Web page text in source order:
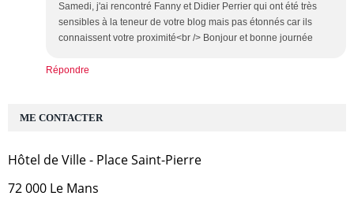
Samedi, j'ai rencontré Fanny et Didier Perrier qui ont été très
sensibles à la teneur de votre blog mais pas étonnés car ils
connaissent votre proximité<br /> Bonjour et bonne journée
Répondre
ME CONTACTER
Hôtel de Ville - Place Saint-Pierre
72 000 Le Mans